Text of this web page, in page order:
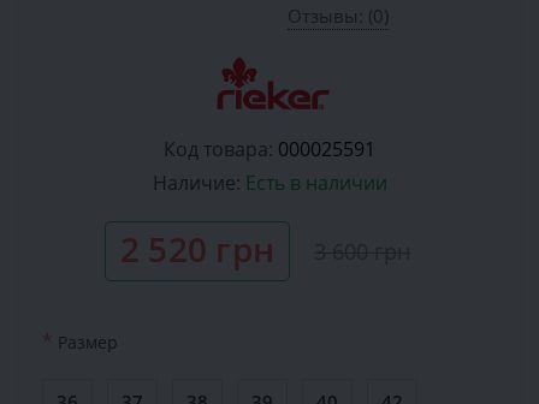
Отзывы: (0)
Код товара: 000025591
Наличие: Есть в наличии
2 520 грн
* Размер